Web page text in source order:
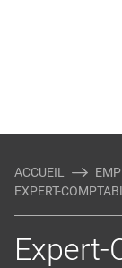
ACCUEIL
EXPERT-
Expert-